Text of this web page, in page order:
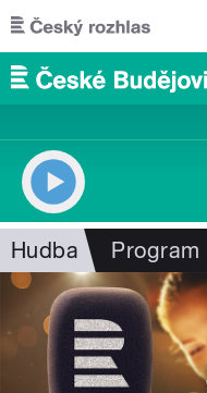
Přejít k hlavnímu obsahu
Hudba Program